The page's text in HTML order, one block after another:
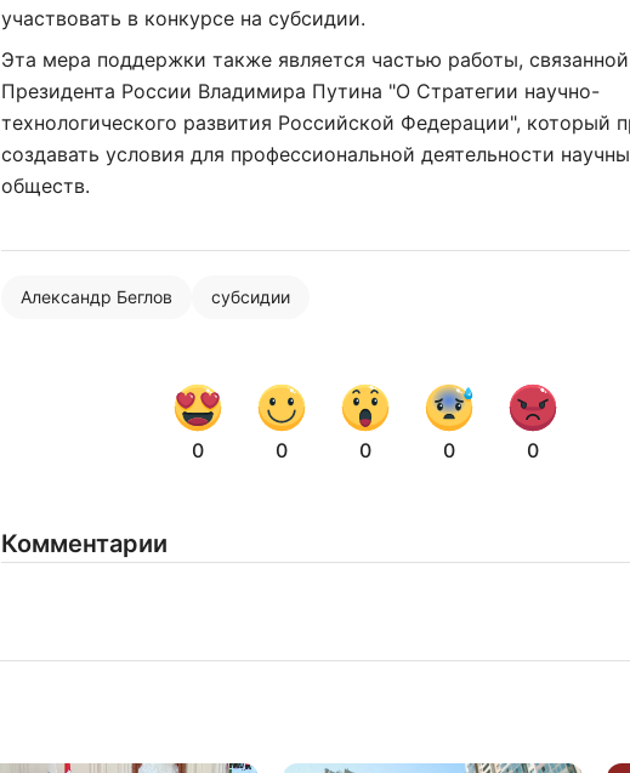
участвовать в конкурсе на субсидии.
Эта мера поддержки также является частью работы,
Президента России Владимира Путина "О Стратегии научно-
технологического развития Российской Федерации", который
создавать условия для профессиональной деятельности
обществ.
Александр Беглов субсидии
0 0 0 0 0
Комментарии
Нажимая на кнопку "Отправить" вы
соглашаетесь сполитикой конфиденциальности